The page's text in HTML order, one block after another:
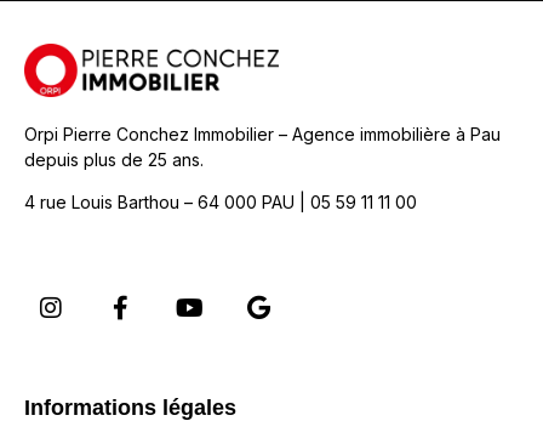
Orpi Pierre Conchez Immobilier – Agence immobilière à Pau
depuis plus de 25 ans.
4 rue Louis Barthou – 64 000 PAU | 05 59 11 11 00
Informations légales